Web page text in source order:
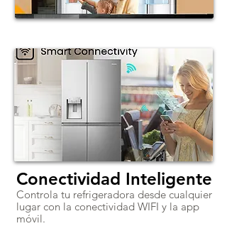
Conectividad Inteligente
Controla tu refrigeradora desde cualquier
lugar con la conectividad WIFI y la app
móvil.